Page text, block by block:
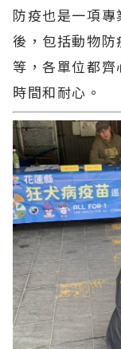
防疫也是一項
後，包括動物
等，各單位都齊
時間和耐心。